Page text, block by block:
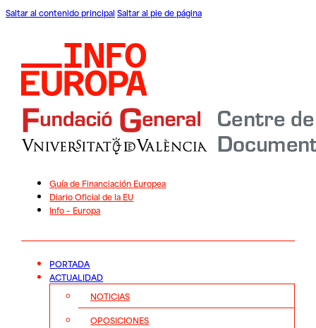
Saltar al contenido principal Saltar al pie de página
Guía de Financiación Europea
Diario Oficial de la EU
Info – Europa
PORTADA
ACTUALIDAD
NOTICIAS
OPOSICIONES